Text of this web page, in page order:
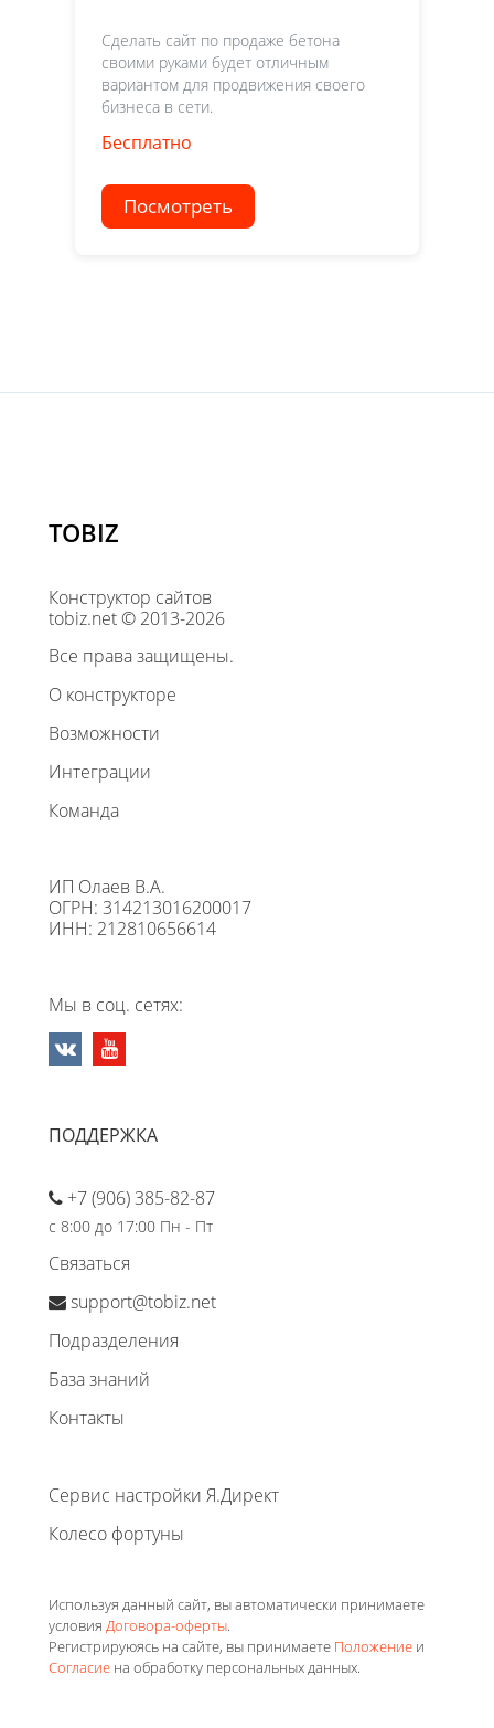
Сделать сайт по продаже бетона
своими руками будет отличным
вариантом для продвижения своего
бизнеса в сети.
Бесплатно
Посмотреть
TOBIZ
Конструктор сайтов
tobiz.net © 2013-2026
Все права защищены.
О конструкторе
Возможности
Интеграции
Команда
ИП Олаев В.А.
ОГРН: 314213016200017
ИНН: 212810656614
Мы в соц. сетях:
ПОДДЕРЖКА
+7 (906) 385-82-87
с 8:00 до 17:00 Пн - Пт
Связаться
support@tobiz.net
Подразделения
База знаний
Контакты
Сервис настройки Я.Директ
Колесо фортуны
Используя данный сайт, вы автоматически принимаете
условия Договора-оферты.
Регистрируюясь на сайте, вы принимаете Положение и
Согласие на обработку персональных данных.